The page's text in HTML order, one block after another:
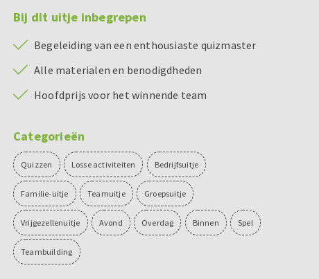
Bij dit uitje inbegrepen
Begeleiding van een enthousiaste quizmaster
Alle materialen en benodigdheden
Hoofdprijs voor het winnende team
Categorieën
Quizzen Losse activiteiten Bedrijfsuitje
Familie-uitje Teamuitje Groepsuitje
Vrijgezellenuitje Avond Overdag Binnen Spel
Teambuilding